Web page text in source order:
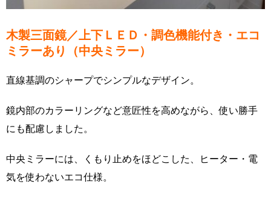
木製三面鏡／上下ＬＥＤ・調色機能付き・エコ
ミラーあり（中央ミラー）
直線基調のシャープでシンプルなデザイン。
鏡内部のカラーリングなど意匠性を高めながら、使い勝手
にも配慮しました。
中央ミラーには、くもり止めをほどこした、ヒーター・電
気を使わないエコ仕様。